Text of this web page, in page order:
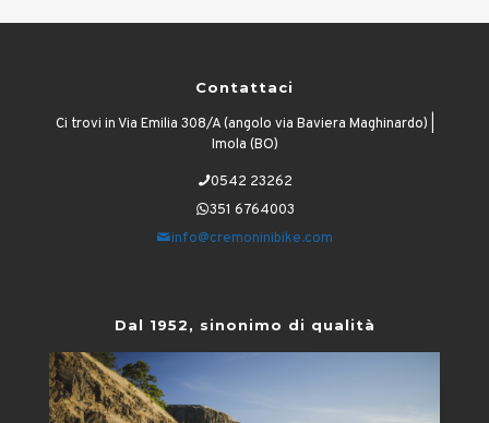
Contattaci
Ci trovi in Via Emilia 308/A (angolo via Baviera Maghinardo) |
Imola (BO)
0542 23262
351 6764003
info@cremoninibike.com
Dal 1952, sinonimo di qualità